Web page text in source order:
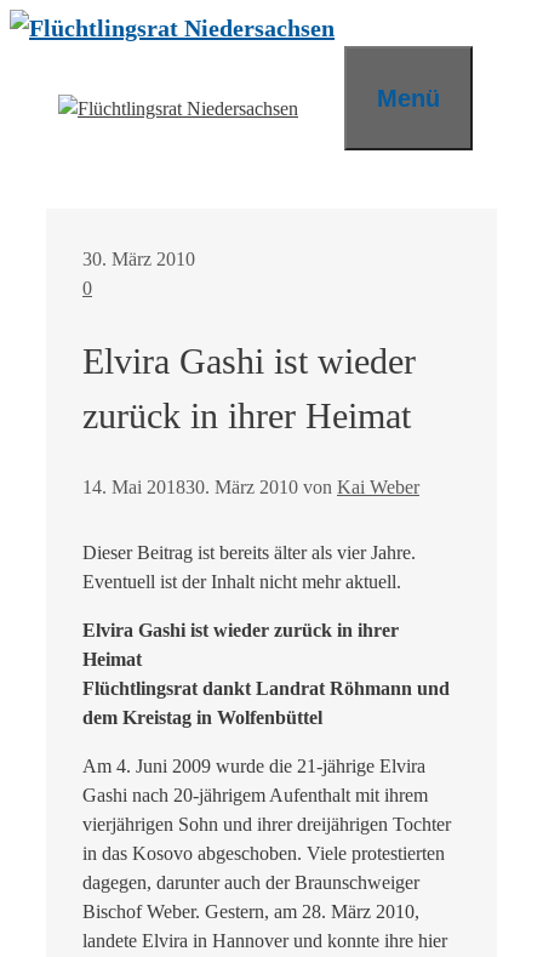
Zum
Menü
30. März 2010
0
Elvira Gashi ist wieder
zurück in ihrer Heimat
14. Mai 201830. März 2010 von Kai Weber
Dieser Beitrag ist bereits älter als vier Jahre.
Eventuell ist der Inhalt nicht mehr aktuell.
Elvira Gashi ist wieder zurück in ihrer
Heimat
Flüchtlingsrat dankt Landrat Röhmann und
dem Kreistag in Wolfenbüttel
Am 4. Juni 2009 wurde die 21-jährige Elvira
Gashi nach 20-jährigem Aufenthalt mit ihrem
vierjährigen Sohn und ihrer dreijährigen Tochter
in das Kosovo abgeschoben. Viele protestierten
dagegen, darunter auch der Braunschweiger
Bischof Weber. Gestern, am 28. März 2010,
landete Elvira in Hannover und konnte ihre hier